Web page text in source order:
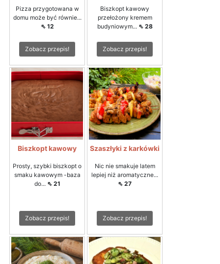
Pizza przygotowana w
domu może być równie...
⇖ 12
Zobacz przepis!
Biszkopt kawowy
przełożony kremem
budyniowym... ⇖ 28
Zobacz przepis!
Biszkopt kawowy
Prosty, szybki biszkopt o
smaku kawowym -baza
do... ⇖ 21
Zobacz przepis!
Szaszłyki z karkówki
Nic nie smakuje latem
lepiej niż aromatyczne...
⇖ 27
Zobacz przepis!